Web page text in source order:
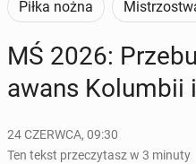
Piłka nożna
MŚ 2026:
awans Ko­lum­bii
24 CZERWCA, 09:30
Ten tekst przeczytasz w 3 minuty